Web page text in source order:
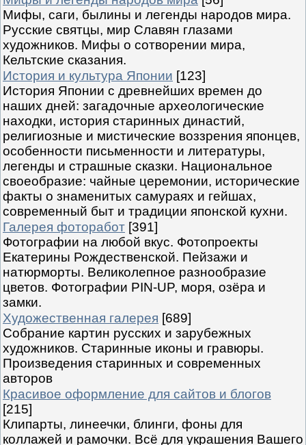
Мифы, саги, былины и легенды народов мира.
Русские святцы, мир Славян глазами
художников. Мифы о сотворении мира,
Кельтские сказания.
История и культура Японии [123]
История Японии с древнейших времен до
наших дней: загадочные археологические
находки, история старинных династий,
религиозные и мистические воззрения японцев,
особенности письменности и литературы,
легенды и страшные сказки. Национальное
своеобразие: чайные церемонии, исторические
факты о знаменитых самураях и гейшах,
современный быт и традиции японской кухни.
Галерея фоторабот [391]
Фотографии на любой вкус. Фотопроекты
Екатерины Рождественской. Пейзажи и
натюрморты. Великолепное разнообразие
цветов. Фотографии PIN-UP, моря, озёра и
замки.
Художественная галерея [689]
Собрание картин русских и зарубежных
художников. Старинные иконы и гравюры.
Произведения старинных и современных
авторов
Красивое оформление для сайтов и блогов
[215]
Клипарты, линеечки, блинги, фоны для
коллажей и рамочки. Всё для украшения Вашего